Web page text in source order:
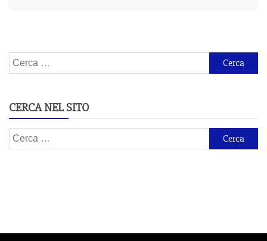
Ricerca
per:
CERCA NEL SITO
Ricerca
per: